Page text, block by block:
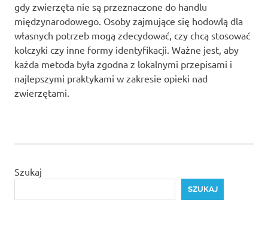
gdy zwierzęta nie są przeznaczone do handlu
międzynarodowego. Osoby zajmujące się hodowlą dla
własnych potrzeb mogą zdecydować, czy chcą stosować
kolczyki czy inne formy identyfikacji. Ważne jest, aby
każda metoda była zgodna z lokalnymi przepisami i
najlepszymi praktykami w zakresie opieki nad
zwierzętami.
Szukaj
SZUKAJ